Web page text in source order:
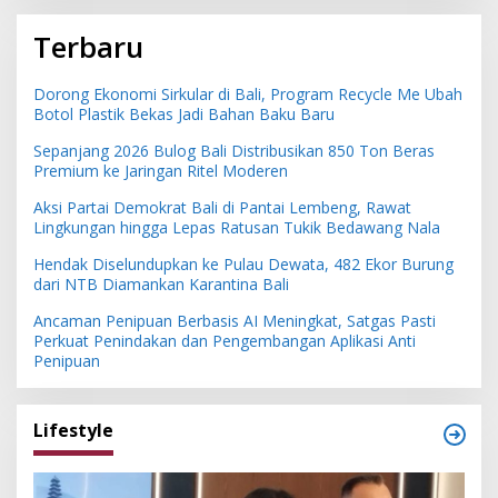
Terbaru
Dorong Ekonomi Sirkular di Bali, Program Recycle Me Ubah
Botol Plastik Bekas Jadi Bahan Baku Baru
Sepanjang 2026 Bulog Bali Distribusikan 850 Ton Beras
Premium ke Jaringan Ritel Moderen
Aksi Partai Demokrat Bali di Pantai Lembeng, Rawat
Lingkungan hingga Lepas Ratusan Tukik Bedawang Nala
Hendak Diselundupkan ke Pulau Dewata, 482 Ekor Burung
dari NTB Diamankan Karantina Bali
Ancaman Penipuan Berbasis AI Meningkat, Satgas Pasti
Perkuat Penindakan dan Pengembangan Aplikasi Anti
Penipuan
Lifestyle